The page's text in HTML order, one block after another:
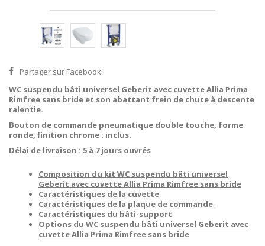
Partager sur Facebook !
WC suspendu bâti universel Geberit avec cuvette Allia Prima
Rimfree sans bride et son abattant frein de chute à descente
ralentie.
Bouton de commande pneumatique double touche, forme
ronde, finition chrome : inclus.
Délai de livraison : 5 à 7 jours ouvrés
Composition du kit WC suspendu bâti universel
Geberit avec cuvetteAllia Prima Rimfree sans bride
Caractéristiques de la cuvette
Caractéristiques de la plaque de commande
Caractéristiques du bâti-support
Options du WC suspendu bâti universel Geberit avec
cuvetteAllia Prima Rimfree sans bride